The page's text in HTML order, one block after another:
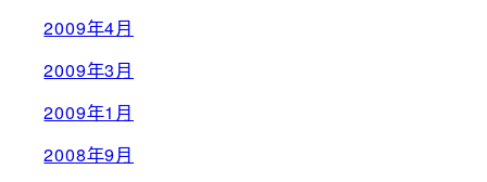
2009年4月
2009年3月
2009年1月
2008年9月